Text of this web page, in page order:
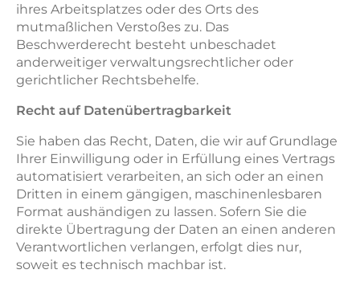
ihres Arbeitsplatzes oder des Orts des
mutmaßlichen Verstoßes zu. Das
Beschwerderecht besteht unbeschadet
anderweitiger verwaltungsrechtlicher oder
gerichtlicher Rechtsbehelfe.
Recht auf Datenübertragbarkeit
Sie haben das Recht, Daten, die wir auf Grundlage
Ihrer Einwilligung oder in Erfüllung eines Vertrags
automatisiert verarbeiten, an sich oder an einen
Dritten in einem gängigen, maschinenlesbaren
Format aushändigen zu lassen. Sofern Sie die
direkte Übertragung der Daten an einen anderen
Verantwortlichen verlangen, erfolgt dies nur,
soweit es technisch machbar ist.